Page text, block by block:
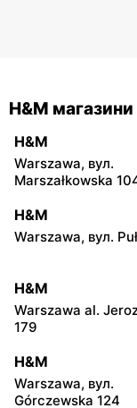
H&M магазини
H&M
Warszawa, вул.
Marszałkowska
H&M
Warszawa, вул.
H&M
Warszawa al.
179
H&M
Warszawa, вул.
Górczewska 124